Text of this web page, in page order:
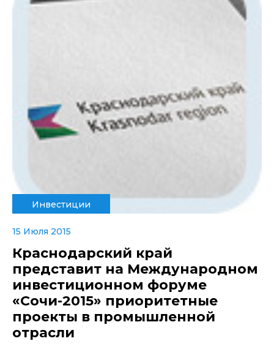
Инвестиции
15 Июля 2015
Краснодарский край
представит на Международном
инвестиционном форуме
«Сочи-2015» приоритетные
проекты в промышленной
отрасли